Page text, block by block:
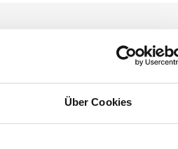
Über Cookies